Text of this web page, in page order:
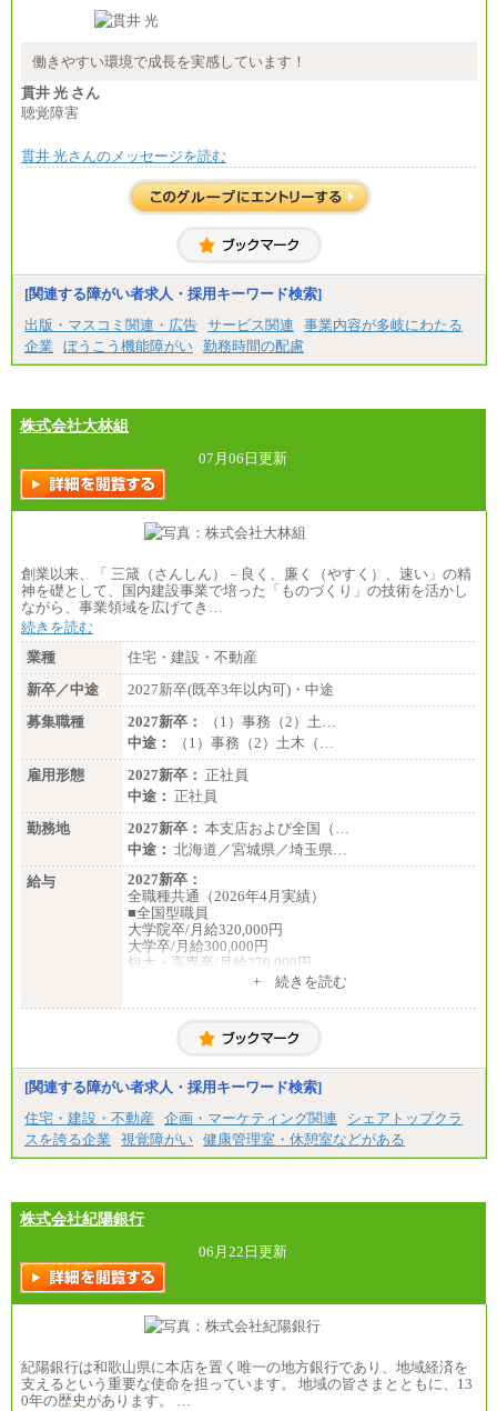
総合職 月給208,000～235,000円
※詳細はJTBキャリアサイトよりご確認ください。
総合職 月給220,000～230,000円＋地域間調整給
整給
※詳細はJTBキャリアサイトよりご確認ください。
■(株)JTBコミュニケーションデザイン
総合職 月給230,000円
みなし残業手当：20,000円（一律支給）※みなし
残業手当の残業時間は10.43時間。
間に応じて、時間外手当等を支給。
エリアサポート職 月給188,000円
訪日事業職 月給202,000～227,000円＋地域間調整
給
※詳細はJTBキャリアサイトよりご確認ください。
■(株)JTBビジネストランスフォーム
総合職 月給205,000～225,000円＋地域間調整給
※詳細はJTBキャリアサイトよりご確認ください。
■(株)JTBデータサービス ※2027年新卒募集終了
※詳細はJTBキャリアサイトよりご確認ください。
■I&Jデジタルイノベーション(株)
総合職 月給224,500～242,600円＋地域手当
※詳細はJTBキャリアサイトよりご確認ください。
＜有期社員コース＞
■(株)JTBビジネストランスフォーム
有期契約職 月給185,000～195,000円
※詳細はJTBキャリアサイトよりご確認ください。
■(株)JTBパブリッシング ※2027年新卒募集終了
総合職 月給241,000円
中途：
①月給227,000円以上
②月給212,000円以上
③月給172,500円以上
④月給23万円～37万円
⑤月給20万円～25万円
⑥月給33万円～48万円
⑦月給271,000円以上
⑧～⑮月給200,000円〜月給400,000円
⑯月給185,000円以上
⑱月給212,000円以上
以上
⑳月給205,000円以上
㉑月給185,000 円以上
㉒月給185,000 円以上
㉓月給224,500円以上
※全コース共通※ 能力・経験・勤務地などにより
働きやすい環境で成長を実感しています！
貫井 光 さん
聴覚障害
貫井 光さんのメッセージを読む
[関連する障がい者求人・採用キーワード検索]
出版・マスコミ関連・広告 サービス関連
事業内容が多岐にわたる
企業
ぼうこう機能障がい 勤務時間の配慮
株式会社大林組
07月06日更新
創業以来、「 三箴（さんしん）－良く、廉く（やすく）、速い」の精
神を礎として、国内建設事業で培った「ものづくり」の技術を活かし
ながら、事業領域を広げてき…
続きを読む
業種
住宅・建設・不動産
新卒／中途
2027新卒(既卒3年以内可)・中途
募集職種
2027新卒：
（1）事務（2）土…
中途：
（1）事務（2）土木（…
雇用形態
2027新卒： 正社員
中途： 正社員
勤務地
2027新卒： 本支店および全国（…
中途： 北海道／宮城県／埼玉県…
給与
2027新卒：
全職種共通（2026年4月実績）
■全国型職員
大学院卒/月給320,000円
大学卒/月給300,000円
短大・高専卒/月給270,000円
大学院卒/月給256,000円～288,000円
大学卒/月給240,000円～270,000円
短大・高専卒/月給216,000円～243,000円
■特定職員※
大学院卒/月給234,000円～263,000円
大学卒/月給219,000円～246,000円
短大・高専卒/月給197,000円～222,000円
※拠点型職員、特定職員の給与は、生活の拠点が定
す。
中途：
全職種共通
月給制
226,600円～390,100円（勤務地域等により異なりま
す）
・ご経験やスキルを考慮し、選考の中で決定いたし
ます。
+ 続きを読む
[関連する障がい者求人・採用キーワード検索]
住宅・建設・不動産
企画・マーケティング関連
シェアトップクラ
スを誇る企業
視覚障がい 健康管理室・休憩室などがある
株式会社紀陽銀行
06月22日更新
紀陽銀行は和歌山県に本店を置く唯一の地方銀行であり、地域経済を
支えるという重要な使命を担っています。 地域の皆さまとともに、13
0年の歴史があります。 …